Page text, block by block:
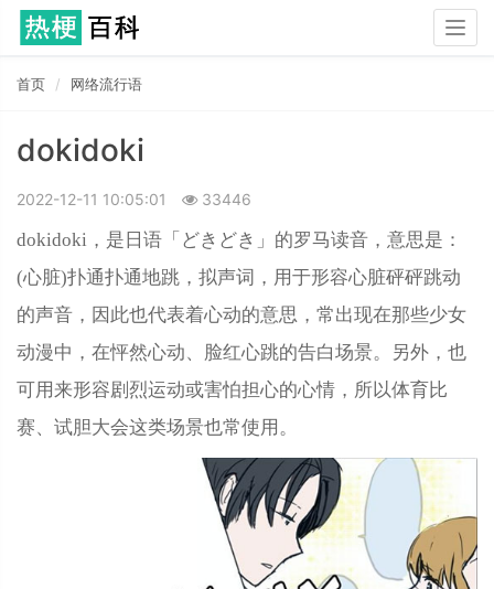
首页 网络流行语
dokidoki
2022-12-11 10:05:01 33446
dokidoki，是日语「どきどき」的罗马读音，意思是：
(心脏)扑通扑通地跳，拟声词，用于形容心脏砰砰跳动
的声音，因此也代表着心动的意思，常出现在那些少女
动漫中，在怦然心动、脸红心跳的告白场景。另外，也
可用来形容剧烈运动或害怕担心的心情，所以体育比
赛、试胆大会这类场景也常使用。